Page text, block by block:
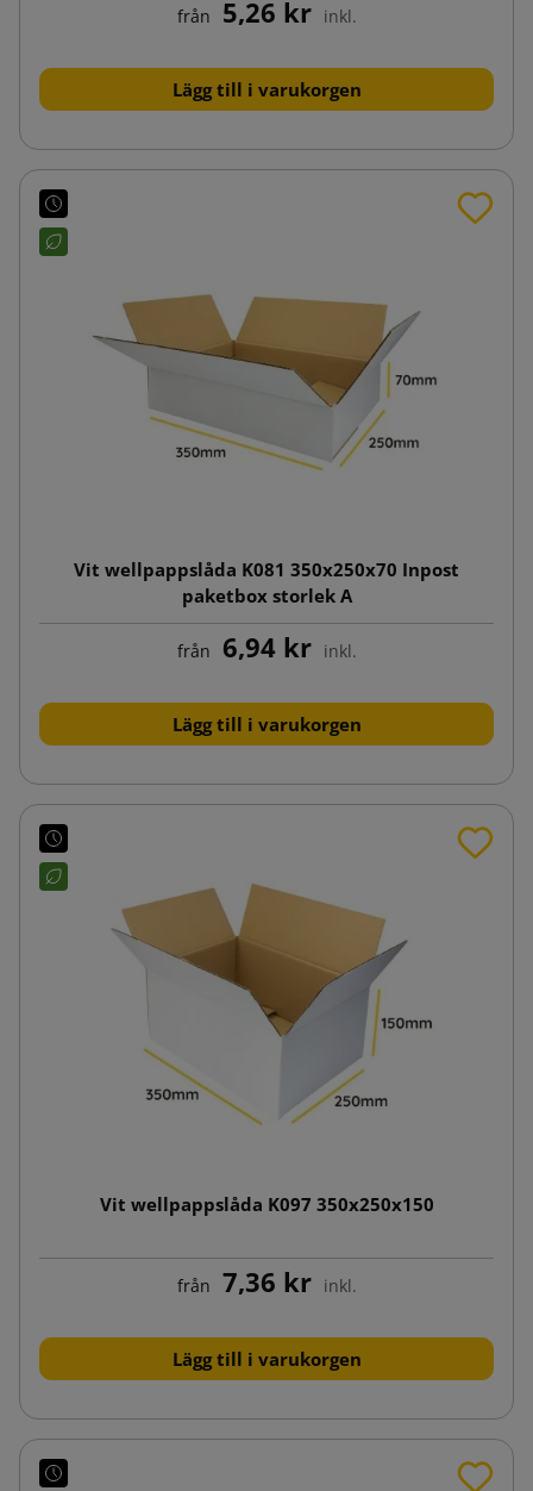
från 5,26 kr inkl.
Lägg till i varukorgen
Vit wellpappslåda K081 350x250x70 Inpost
paketbox storlek A
från 6,94 kr inkl.
Lägg till i varukorgen
Vit wellpappslåda K097 350x250x150
från 7,36 kr inkl.
Lägg till i varukorgen